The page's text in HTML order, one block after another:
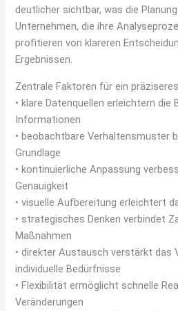
deutlicher sichtbar, was die
Unternehmen, die ihre
profitieren von klareren
Ergebnissen.
Zentrale Faktoren für ein
• klare Datenquellen erleichtern die
Informationen
• beobachtbare Verhaltensmuster
Grundlage
• kontinuierliche Anpassung
Genauigkeit
• visuelle Aufbereitung erleichtert
• strategisches Denken verbindet
Maßnahmen
• direkter Austausch verstärkt das
individuelle Bedürfnisse
• Flexibilität ermöglicht schnelle
Veränderungen